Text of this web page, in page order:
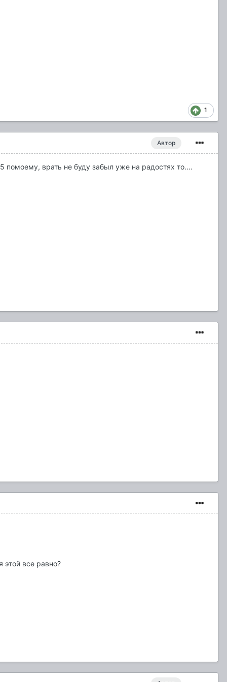
1
Автор
врать не буду забыл уже на радостях то....
этой все равно?